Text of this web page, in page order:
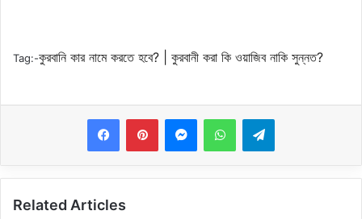
Tag:-কুরবানি কার নামে করতে হবে? | কুরবানী করা কি ওয়াজিব নাকি সুন্নত?
MessengerWhatsAppTelegram
Related Articles